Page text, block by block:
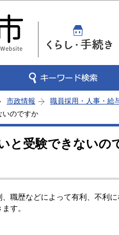
市政情報
職員採用・人事・給
いのですか
と受験できないの
職歴などによって有利、不利
す。